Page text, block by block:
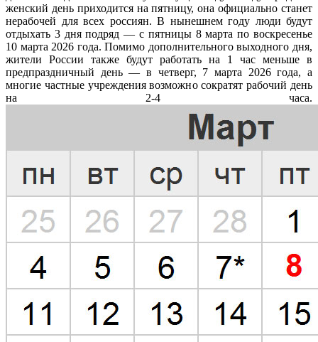
женский день приходится на пятницу, она официально станет
нерабочей для всех россиян. В нынешнем году люди будут
отдыхать 3 дня подряд — с пятницы 8 марта по воскресенье
10 марта 2026 года. Помимо дополнительного выходного дня,
жители России также будут работать на 1 час меньше в
предпраздничный день — в четверг, 7 марта 2026 года, а
многие частные учреждения возможно сократят рабочий день
на 2-4 часа.